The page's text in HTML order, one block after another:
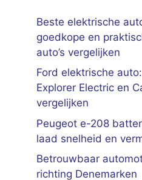
Beste elektrische
goedkope en
auto’s vergelijken
Ford elektrische
Explorer Electric en
vergelijken
Peugeot e-208
laad snelheid en
Betrouwbaar
richting Denemarken